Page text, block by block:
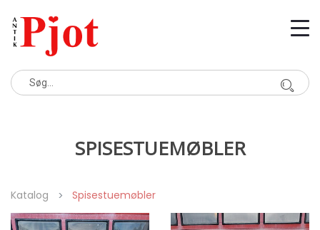
SPISESTUEMØBLER
Katalog Spisestuemøbler